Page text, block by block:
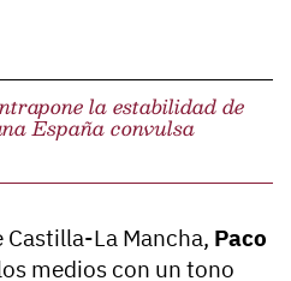
la estabilidad de
España convulsa
Castilla-La Mancha, Paco
medios con un tono